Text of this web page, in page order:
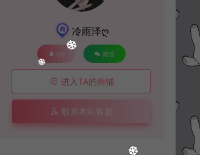
冷雨泽ღ
QQ 微信
进入TA的商铺
联系本站客服